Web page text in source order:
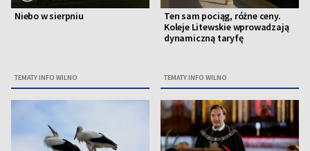
Niebo w sierpniu
TEMATY INFO WILNO
Ten sam pociąg, różne ceny.
Koleje Litewskie wprowadzają
dynamiczną taryfę
TEMATY INFO WILNO